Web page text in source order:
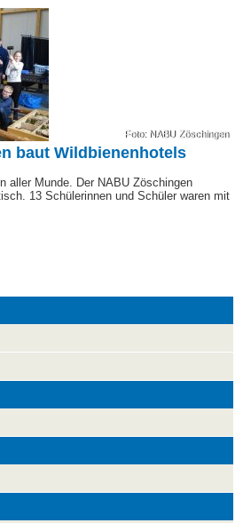
Foto: NABU Zöschingen
baut Wildbienenhotels
aller Munde. Der NABU Zöschingen
13 Schülerinnen und Schüler waren mit